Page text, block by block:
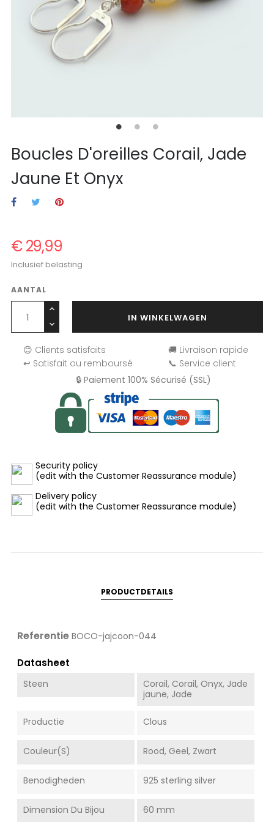
Boucles D'oreilles Corail, Jade
Jaune Et Onyx
€ 29,99
Inclusief belasting
AANTAL
IN WINKELWAGEN
😊 Clients satisfaits
🚚 Livraison rapide
↩️ Satisfait ou remboursé
📞 Service client
🔒 Paiement 100% Sécurisé (SSL)
Security policy
(edit with the Customer Reassurance module)
Delivery policy
(edit with the Customer Reassurance module)
PRODUCTDETAILS
Referentie BOCO-jajcoon-044
Datasheet
Steen
Corail, Corail, Onyx, Jade
jaune, Jade
Productie Clous
Couleur(s) Rood, Geel, Zwart
Benodigheden 925 sterling silver
Dimension Du Bijou 60 mm